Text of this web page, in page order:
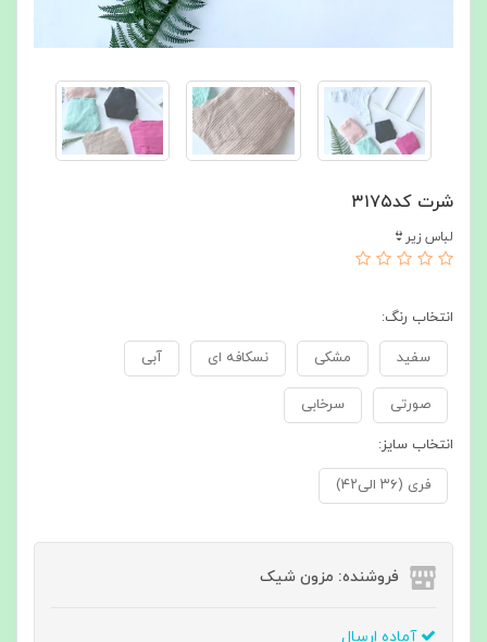
شرت کد۳۱۷۵
لباس زیر👙
انتخاب رنگ:
سفید مشکی نسکافه ای آبی
صورتی سرخابی
انتخاب سایز:
فری (۳۶ الی۴۲)
فروشنده: مزون شیک
آماده ارسال